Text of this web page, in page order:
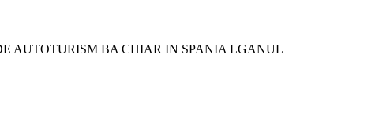
AUTOTURISM BA CHIAR IN SPANIA LGANUL